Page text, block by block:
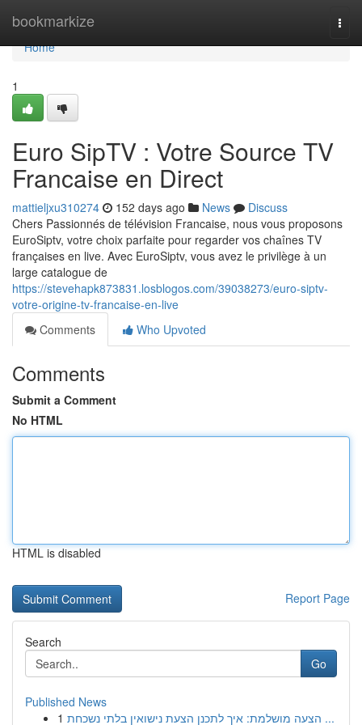
bookmarkize
Home
Home
1
Euro SipTV : Votre Source TV
Francaise en Direct
mattieljxu310274 152 days ago News
Discuss
Chers Passionnés de télévision Francaise, nous vous proposons
EuroSiptv, votre choix parfaite pour regarder vos chaînes TV
françaises en live. Avec EuroSiptv, vous avez le privilège à un
large catalogue de
https://stevehapk873831.losblogos.com/39038273/euro-siptv-
votre-origine-tv-francaise-en-live
Comments
Who Upvoted
Comments
Submit a Comment
No HTML
HTML is disabled
Report Page
Search
Go
Published News
1
הצעה מושלמת: איך לתכנן הצעת נישואין בלתי נשכחת ...